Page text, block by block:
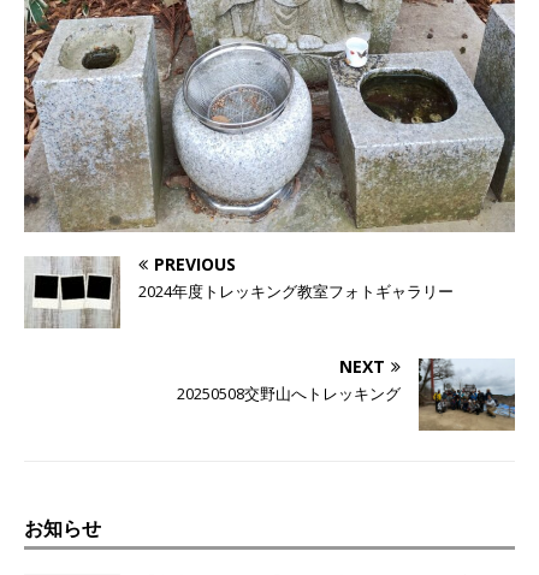
PREVIOUS
2024年度トレッキング教室フォトギャラリー
NEXT
20250508交野山へトレッキング
お知らせ